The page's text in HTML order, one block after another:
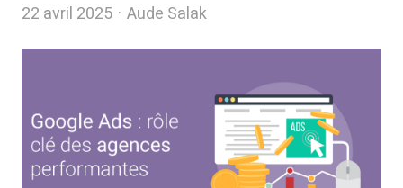
22 avril 2025 Author
Aude Salak